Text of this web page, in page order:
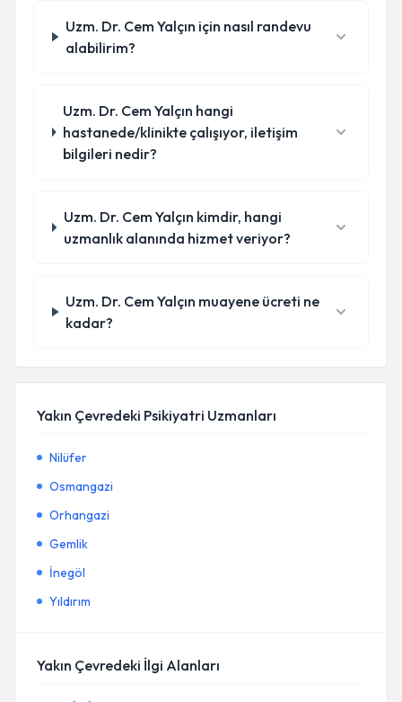
Uzm. Dr. Cem Yalçın için nasıl randevu
alabilirim?
Uzm. Dr. Cem Yalçın hangi
hastanede/klinikte çalışıyor, iletişim
bilgileri nedir?
Uzm. Dr. Cem Yalçın kimdir, hangi
uzmanlık alanında hizmet veriyor?
Uzm. Dr. Cem Yalçın muayene ücreti ne
kadar?
Yakın Çevredeki Psikiyatri Uzmanları
Nilüfer
Osmangazi
Orhangazi
Gemlik
İnegöl
Yıldırım
Yakın Çevredeki İlgi Alanları